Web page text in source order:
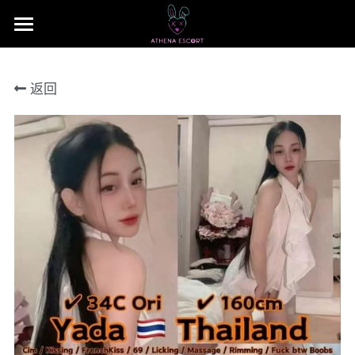
JB Area 全新山
所有商品分类
本地 台湾 中国 日本
Nusa Bestari 1
Nusa Bestari 2
Nusa Bestari 3
Nusa Bestari 4
Nusa Bestara 5
小姐评价
联系我们 Contact US
搜索
提早预定包夜
返回
商品分类
本地 台湾 中国 日本